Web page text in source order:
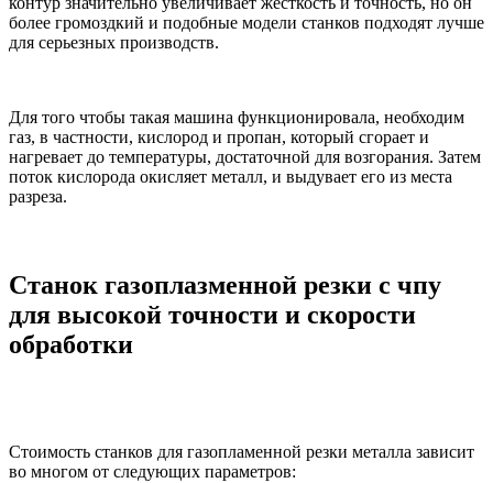
более громоздкий и подобные модели станков подходят лучше
для серьезных производств.
Для того чтобы такая машина функционировала, необходим
газ, в частности, кислород и пропан, который сгорает и
нагревает до температуры, достаточной для возгорания. Затем
поток кислорода окисляет металл, и выдувает его из места
разреза.
Станок газоплазменной резки с чпу
для высокой точности и скорости
обработки
Стоимость станков для газопламенной резки металла зависит
во многом от следующих параметров: